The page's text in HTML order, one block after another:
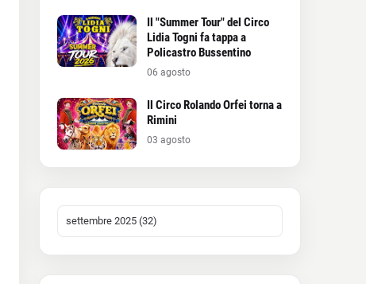
Il "Summer Tour" del Circo
Lidia Togni fa tappa a
Policastro Bussentino
06 agosto
Il Circo Rolando Orfei torna a
Rimini
03 agosto